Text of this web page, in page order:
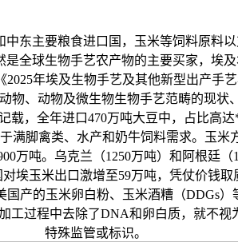
主要粮食进口国，玉米等饲料原料以
是全球生物手艺农产物的主要买家，埃
年埃及生物手艺及其他新型出产手
物、动物及微生物生物手艺范畴的现状
载，全年进口470万吨大豆中，占比高达
满脚禽类、水产和奶牛饲料需求。玉米
万吨。乌克兰（1250万吨）和阿根廷（
对埃玉米出口激增至59万吨，凭仗价钱
国产的玉米卵白粉、玉米酒糟（DDGs
工过程中去除了DNA和卵白质，就不视
特殊监管或标识。